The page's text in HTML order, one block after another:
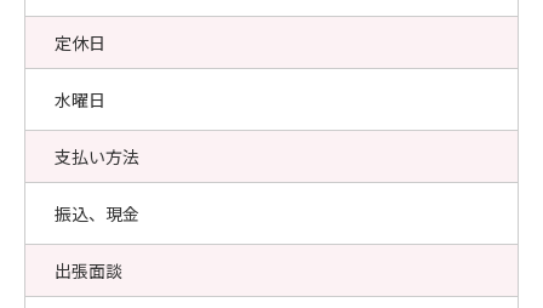
定休日
水曜日
支払い方法
振込、現金
出張面談